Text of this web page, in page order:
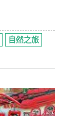
自然之旅